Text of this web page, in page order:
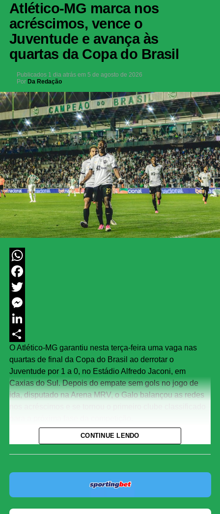
Atlético-MG marca nos
acréscimos, vence o
Juventude e avança às
quartas da Copa do Brasil
Publicados 1 dia atrás em 5 de agosto de 2026
Por Da Redação
WhatsApp
Facebook
Twitter
Messenger
LinkedIn
Share
O Atlético-MG garantiu nesta terça-feira uma vaga nas
quartas de final da Copa do Brasil ao derrotar o
Juventude por 1 a 0, no Estádio Alfredo Jaconi, em
Caxias do Sul. Depois do empate sem gols no jogo de
ida, disputado na Arena MRV, o Galo balançou as redes
Mesmo atuando fora de casa, o Atlético-MG assumiu o
Aos 32 minutos, Cuello levou perigo em uma cabeçada
CONTINUE LENDO